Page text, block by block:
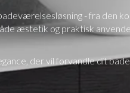
- fra den
æstetik og praktisk
der vil forvandle dit